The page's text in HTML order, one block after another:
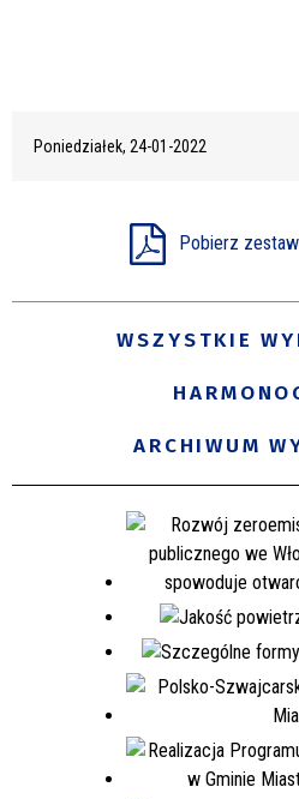
Poniedziałek, 24-01-2022
Pobierz
WSZYSTKIE
ARCHIWUM